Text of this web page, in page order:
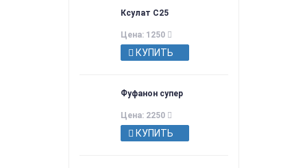
Ксулат С25
Цена: 1250
КУПИТЬ
Фуфанон супер
Цена: 2250
КУПИТЬ